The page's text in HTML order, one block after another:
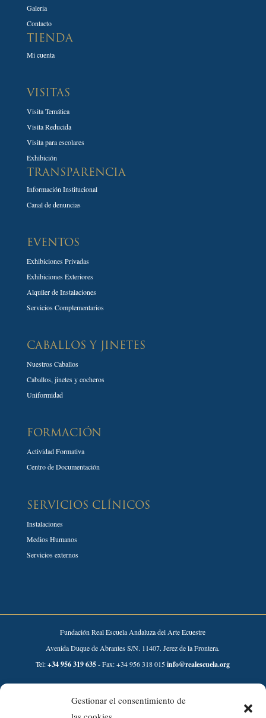
Gestionar el consentimiento de
Galeria
Contacto
TIENDA
Mi cuenta
VISITAS
Visita Temática
Visita Reducida
Visita para escolares
Exhibición
TRANSPARENCIA
Información Institucional
Canal de denuncias
EVENTOS
Exhibiciones Privadas
Exhibiciones Exteriores
Alquiler de Instalaciones
Servicios Complementarios
CABALLOS Y JINETES
Nuestros Caballos
Caballos, jinetes y cocheros
Uniformidad
FORMACIÓN
Actividad Formativa
Centro de Documentación
SERVICIOS CLÍNICOS
Instalaciones
Medios Humanos
Servicios externos
Fundación Real Escuela Andaluza del Arte Ecuestre
Avenida Duque de Abrantes S/N. 11407. Jerez de la Frontera.
Tel:+34 956 319 635- Fax: +34 956 318 015info@realescuela.org
Desarrollado por: